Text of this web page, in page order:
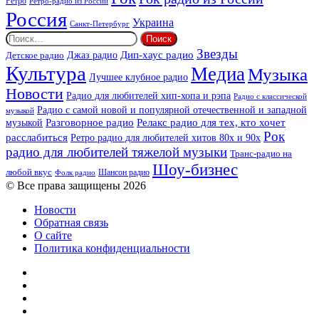
Россия Санкт-Петербург Украина
Найти:
Детское радио Джаз радио Дип-хаус радио Звезды
Культура Лучшее клубное радио МедиаМузыка
Новости Радио для любителей хип-хопа и рэпа Радио с классической
музыкой Радио с самой новой и популярной отечественной и западной
музыкой Разговорное радио Релакс радио для тех, кто хочет
расслабиться Ретро радио для любителей хитов 80х и 90х Рок
радио для любителей тяжелой музыки Транс-радио на
любой вкус Фолк радио Шансон радио Шоу-бизнес
© Все права защищены 2026
Новости
Обратная связь
О сайте
Политика конфиденциальности